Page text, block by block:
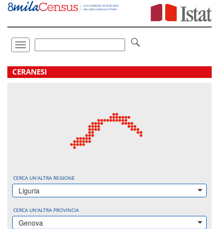
Vai
direttamente
Toggle
navigation
.
CERANESI
CERCA UN'ALTRA REGIONE
Liguria
CERCA UN'ALTRA PROVINCIA
Genova